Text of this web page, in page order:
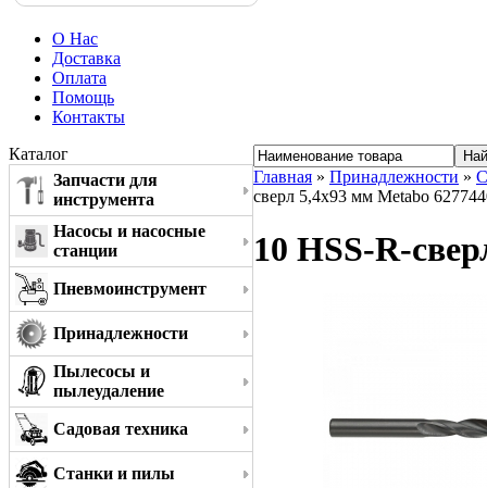
О Нас
Доставка
Оплата
Помощь
Контакты
Каталог
Запчасти для
инструмента
Насосы и насосные
станции
Пневмоинструмент
Принадлежности
Пылесосы и
пылеудаление
Садовая техника
Станки и пилы
Главная » Принадлежности »
сверл 5,4x93 мм Metabo
10 HSS-R-